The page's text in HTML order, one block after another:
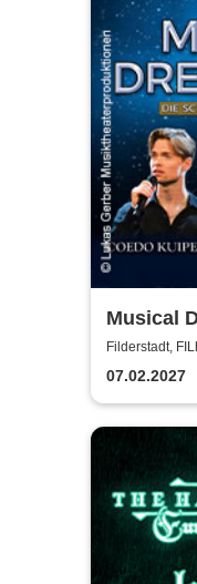
Musical
Kuipers
Filderstadt,
07.02.2027